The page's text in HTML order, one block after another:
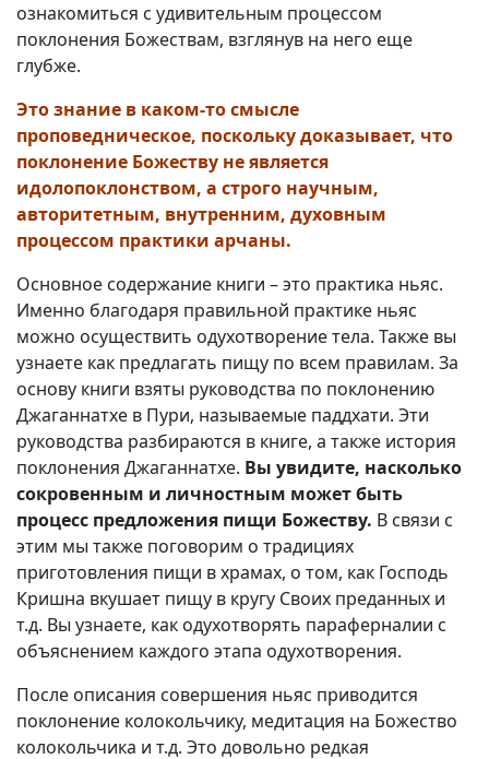
ознакомиться с удивительным процессом
поклонения Божествам, взглянув на него еще
глубже.
Это знание в каком-то смысле
проповедническое, поскольку доказывает, что
поклонение Божеству не является
идолопоклонством, а строго научным,
авторитетным, внутренним, духовным
процессом практики арчаны.
Основное содержание книги – это практика ньяс.
Именно благодаря правильной практике ньяс
можно осуществить одухотворение тела. Также вы
узнаете как предлагать пищу по всем правилам. За
основу книги взяты руководства по поклонению
Джаганнатхе в Пури, называемые паддхати. Эти
руководства разбираются в книге, а также история
поклонения Джаганнатхе. Вы увидите, насколько
сокровенным и личностным может быть
процесс предложения пищи Божеству. В связи с
этим мы также поговорим о традициях
приготовления пищи в храмах, о том, как Господь
Кришна вкушает пищу в кругу Своих преданных и
т.д. Вы узнаете, как одухотворять параферналии с
объяснением каждого этапа одухотворения.
После описания совершения ньяс приводится
поклонение колокольчику, медитация на Божество
колокольчика и т.д. Это довольно редкая